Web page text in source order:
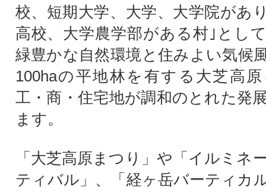
校、短期大学、大学、大学院があ
高校、大学農学部がある村｣とし
緑豊かな自然環境と住みよい気候
100haの平地林を有する大芝高
工・商・住宅地が調和のとれた発
ます。
「大芝高原まつり」や「イルミネ
ティバル」、「経ヶ岳バーティカ